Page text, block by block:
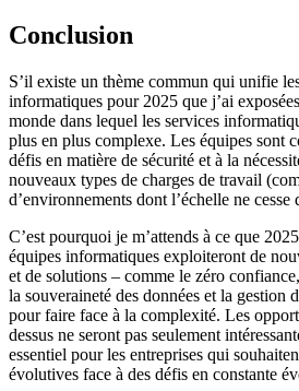
Conclusion
S’il existe un thème commun qui unifie
informatiques pour 2025 que j’ai
monde dans lequel les services
plus en plus complexe. Les équipes sont
défis en matière de sécurité et à la
nouveaux types de charges de travail
d’environnements dont l’échelle ne cesse
C’est pourquoi je m’attends à ce que
équipes informatiques exploiteront de
et de solutions – comme le zéro
la souveraineté des données et la gestion
pour faire face à la complexité. Les
dessus ne seront pas seulement
essentiel pour les entreprises qui
évolutives face à des défis en constante